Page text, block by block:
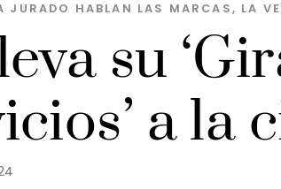
su
a la
JURADO HABLAN LAS MARCAS, LA